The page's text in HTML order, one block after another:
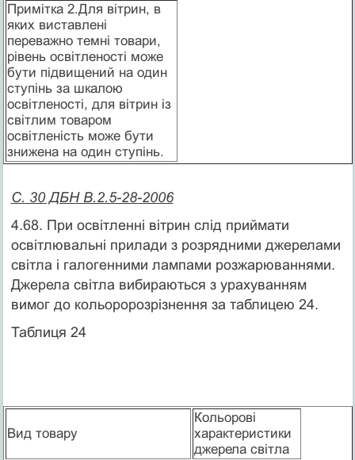
Примітка 2.Для вітрин, в
яких виставлені
переважно темні товари,
рівень освітленості може
бути підвищений на один
ступінь за шкалою
освітленості, для вітрин із
світлим товаром
освітленість може бути
знижена на один ступінь.
С. 30 ДБН В.2.5-28-2006
4.68. При освітленні вітрин слід приймати
освітлювальні прилади з розрядними джерелами
світла і галогенними лампами розжарюваннями.
Джерела світла вибираються з урахуванням
вимог до кольоророзрізнення за таблицею 24.
Таблиця 24
Вид товару
Кольорові
характеристики
джерела світла